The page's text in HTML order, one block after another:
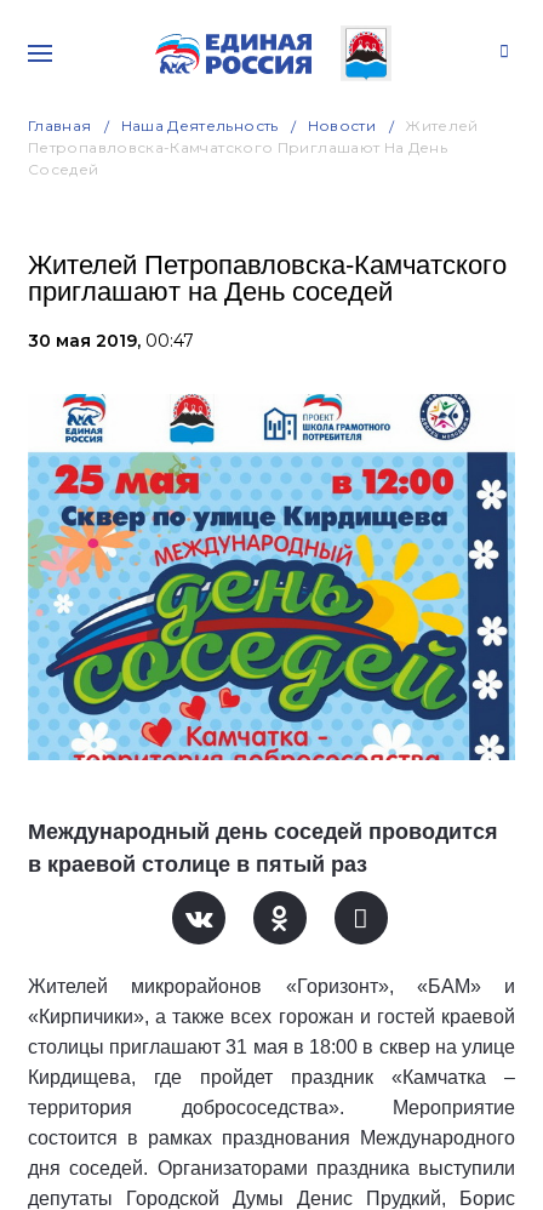
Главная Наша Деятельность Новости
Жителей
Петропавловска-Камчатского Приглашают На День
Соседей
Жителей Петропавловска-Камчатского
приглашают на День соседей
30 мая 2019, 00:47
Международный день соседей проводится
в краевой столице в пятый раз
Жителей микрорайонов «Горизонт», «БАМ» и
«Кирпичики», а также всех горожан и гостей краевой
столицы приглашают 31 мая в 18:00 в сквер на улице
Кирдищева, где пройдет праздник «Камчатка –
территория добрососедства». Мероприятие
состоится в рамках празднования Международного
дня соседей. Организаторами праздника выступили
депутаты Городской Думы Денис Прудкий, Борис